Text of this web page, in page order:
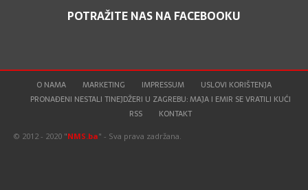
POTRAŽITE NAS NA FACEBOOKU
O NAMA MARKETING IMPRESSUM
USLOVI KORIŠTENJA
PRONAĐENI NESTALI TINEJDŽERI U ZAGREBU: MAJA I EMIR SE VRATILI KUĆI
RSS
KONTAKT
© 2012 - 2020 "NMS.ba" - Sva prava zadržana.